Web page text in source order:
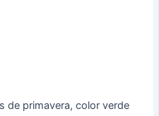
de primavera, color verde